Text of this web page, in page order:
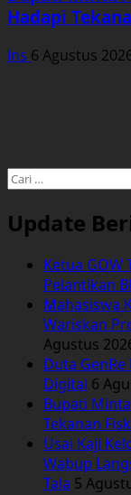
Hadapi
Ins 6 Agustus
Cari
untuk:
Update
Ketua GOW
Pelantikan
Mahasiswa
Wariskan
Agustus
Duta
Digital 6
Bupati
Tekanan
Usai Kaji
Wabup
Tala 5